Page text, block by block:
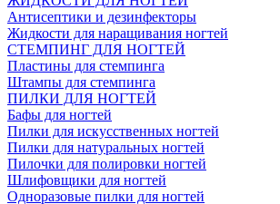
Антисептики и дезинфекторы
Жидкости для наращивания ногтей
СТЕМПИНГ ДЛЯ НОГТЕЙ
Пластины для стемпинга
Штампы для стемпинга
ПИЛКИ ДЛЯ НОГТЕЙ
Бафы для ногтей
Пилки для искусственных ногтей
Пилки для натуральных ногтей
Пилочки для полировки ногтей
Шлифовщики для ногтей
Одноразовые пилки для ногтей